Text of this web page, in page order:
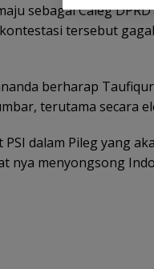
sebagai Caleg
tersebut
berharap
terutama secara
dalam Pileg yang
nya menyongsong